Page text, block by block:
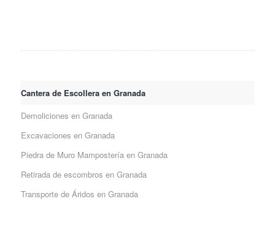
Cantera de Escollera en Granada
Demoliciones en Granada
Excavaciones en Granada
Piedra de Muro Mampostería en Granada
Retirada de escombros en Granada
Transporte de Áridos en Granada